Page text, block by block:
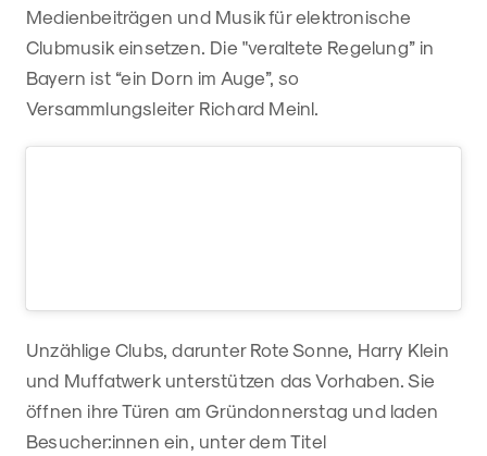
Medienbeiträgen und Musik für elektronische
Clubmusik einsetzen. Die "veraltete Regelung” in
Bayern ist “ein Dorn im Auge”, so
Versammlungsleiter Richard Meinl.
Unzählige Clubs, darunter Rote Sonne, Harry Klein
und Muffatwerk unterstützen das Vorhaben. Sie
öffnen ihre Türen am Gründonnerstag und laden
Besucher:innen ein, unter dem Titel